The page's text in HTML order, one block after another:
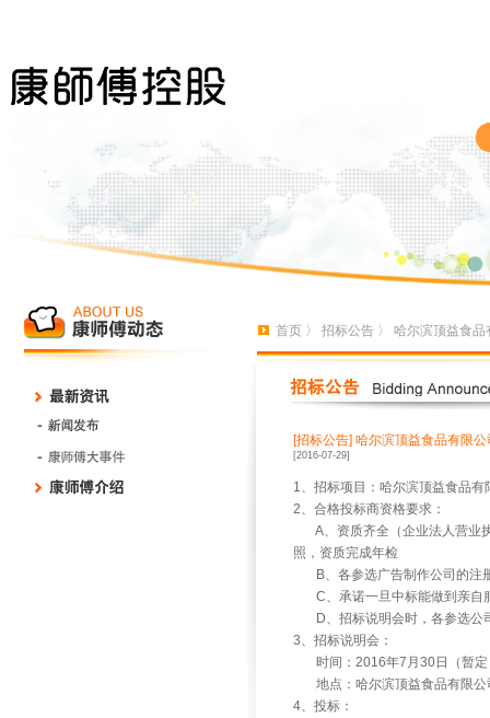
首页 〉 招标公告 〉 哈尔滨顶益食
[招标公告] 哈尔滨顶益食品有限
[2016-07-29]
1、招标项目：哈尔滨顶益食品
2、合格投标商资格要求：
A、资质齐全（企业法人营业
照，资质完成年检
B、各参选广告制作公司的注
C、承诺一旦中标能做到亲自
D、招标说明会时，各参选
3、招标说明会：
时间： 2016年7 月 30日（暂
地点：哈尔滨顶益食品有限
4、投标：